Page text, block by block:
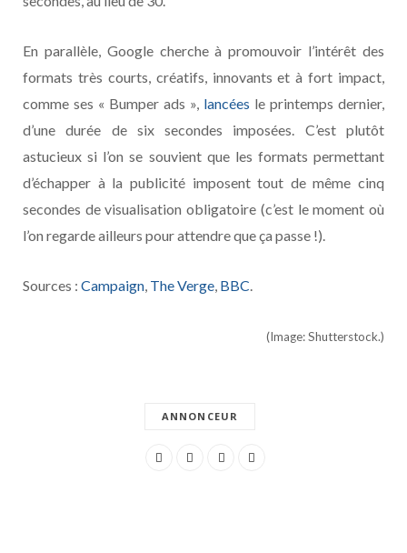
En parallèle, Google cherche à promouvoir l’intérêt des
formats très courts, créatifs, innovants et à fort impact,
comme ses « Bumper ads », lancées le printemps dernier,
d’une durée de six secondes imposées. C’est plutôt
astucieux si l’on se souvient que les formats permettant
d’échapper à la publicité imposent tout de même cinq
secondes de visualisation obligatoire (c’est le moment où
l’on regarde ailleurs pour attendre que ça passe !).
Sources : Campaign, The Verge, BBC.
(Image: Shutterstock.)
ANNONCEUR